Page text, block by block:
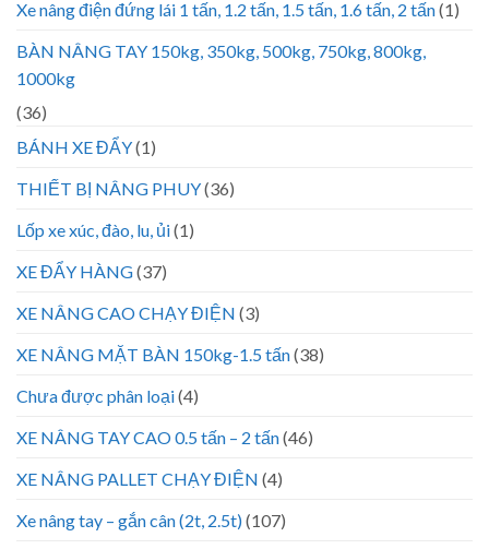
Xe nâng điện đứng lái 1 tấn, 1.2 tấn, 1.5 tấn, 1.6 tấn, 2 tấn(1)
BÀN NÂNG TAY 150kg, 350kg, 500kg, 750kg, 800kg,
1000kg
(36)
BÁNH XE ĐẨY(1)
THIẾT BỊ NÂNG PHUY(36)
Lốp xe xúc, đào, lu, ủi(1)
XE ĐẨY HÀNG(37)
XE NÂNG CAO CHẠY ĐIỆN (3)
XE NÂNG MẶT BÀN 150kg-1.5 tấn(38)
Chưa được phân loại(4)
XE NÂNG TAY CAO 0.5 tấn – 2 tấn(46)
XE NÂNG PALLET CHẠY ĐIỆN (4)
Xe nâng tay – gắn cân (2t, 2.5t)(107)